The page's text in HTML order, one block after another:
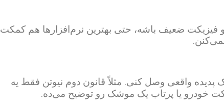
فیزیکت ضعیف باشه، حتی بهترین نرم‌افزارها هم کمکت
واقعی وصل کنی. مثلاً قانون دوم نیوتن فقط یه
خودرو یا پرتاب یک موشک رو توضیح می‌ده.